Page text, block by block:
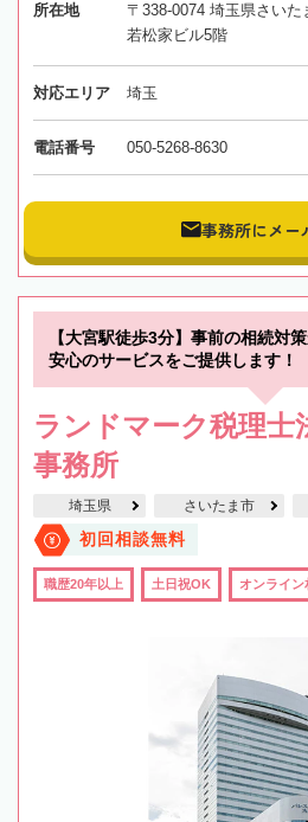
所在地
〒338-0074 埼玉県さい
若松家ビル5階
対応エリア 埼玉
電話番号 050-5268-8630
事務所にメー
【大宮駅徒歩3分】事前の相続対
安心のサービスをご提供します！
ランドマーク税理士
事務所
埼玉県 さいたま市
初回相談無料
職歴20年以上 土日祝OK オンライン